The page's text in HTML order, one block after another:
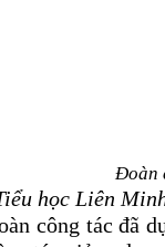
Đoàn
học Liên
công tác đã